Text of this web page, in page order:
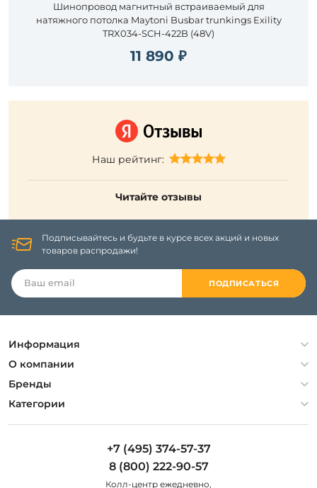
Шинопровод магнитный встраиваемый для
натяжного потолка Maytoni Busbar trunkings Exility
TRX034-SCH-422B (48V)
11 890 ₽
Наш рейтинг:
Читайте отзывы
Подписывайтесь и будьте в курсе всех акций и новых
товаров распродажи!
ПОДПИСАТЬСЯ
Информация
Политика конфиденциальности
Гарантия
Оплата и доставка
О компании
О компании
Контакты
Бренды
Artelamp
Категории
Люстры
+7 (495) 374-57-37
8 (800) 222-90-57
Колл-центр eжедневно,